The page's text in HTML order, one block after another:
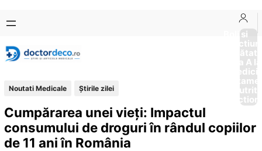
conținut
content
Boli si
Afectiuni
Sănătate
de la A
Noutati Medicale Știrile zilei
Cumpărarea unei vieți: Impactul
consumului de droguri în rândul copiilor
de 11 ani în România